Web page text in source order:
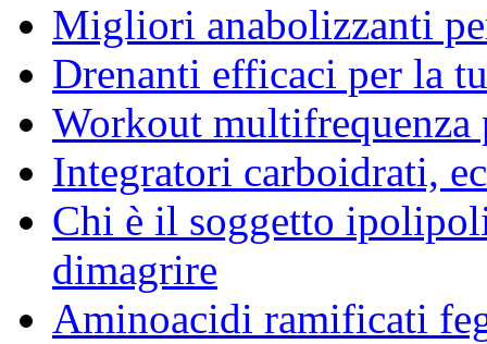
Migliori anabolizzanti
Drenanti efficaci per la
Workout multifrequenza
Integratori carboidrati,
Chi è il soggetto
dimagrire
Aminoacidi ramificati